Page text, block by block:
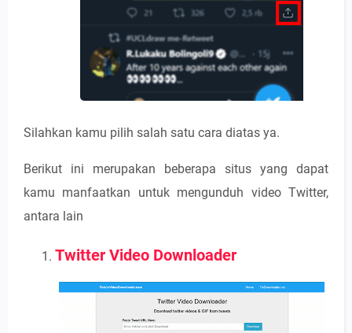
Silahkan kamu pilih salah satu cara diatas ya.
Berikut ini merupakan beberapa situs yang dapat
kamu manfaatkan untuk mengunduh video Twitter,
antara lain
Twitter Video Downloader